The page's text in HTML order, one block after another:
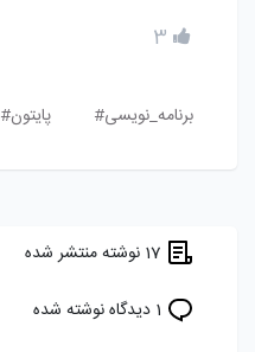
3
برنامه_نویسی# پایتون#